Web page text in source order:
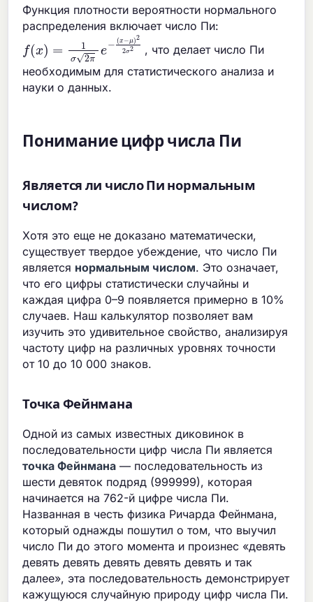
Функция плотности вероятности нормального
распределения включает число Пи:
f(x )= π
(x −μ σ2
, что делает число Пи
необходимым для статистического анализа и
науки о данных.
Понимание цифр числа Пи
Является ли число Пи нормальным
числом?
Хотя это еще не доказано математически,
существует твердое убеждение, что число Пи
является нормальным числом. Это означает,
что его цифры статистически случайны и
каждая цифра 0–9 появляется примерно в 10%
случаев. Наш калькулятор позволяет вам
изучить это удивительное свойство, анализируя
частоту цифр на различных уровнях точности
от 10 до 10 000 знаков.
Точка Фейнмана
Одной из самых известных диковинок в
последовательности цифр числа Пи является
точка Фейнмана — последовательность из
шести девяток подряд (999999), которая
начинается на 762-й цифре числа Пи.
Названная в честь физика Ричарда Фейнмана,
который однажды пошутил о том, что выучил
число Пи до этого момента и произнес «девять
девять девять девять девять девять и так
далее», эта последовательность демонстрирует
кажущуюся случайную природу цифр числа Пи.